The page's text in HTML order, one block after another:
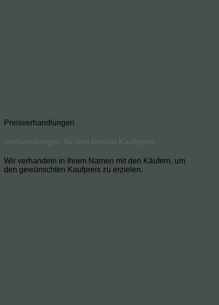
Preisverhandlungen
Wir verhandeln in Ihrem Namen mit den Käufern, um
den gewünschten Kaufpreis zu erzielen.